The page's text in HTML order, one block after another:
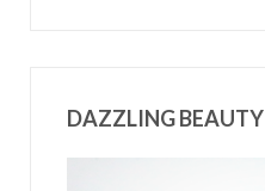
DAZZLING BEAUTY